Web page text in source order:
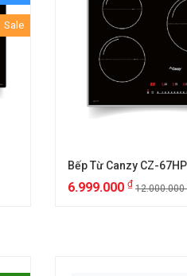
Sale
Bếp Từ Canzy CZ-67HP
6.999.000 ₫ 12.000.000